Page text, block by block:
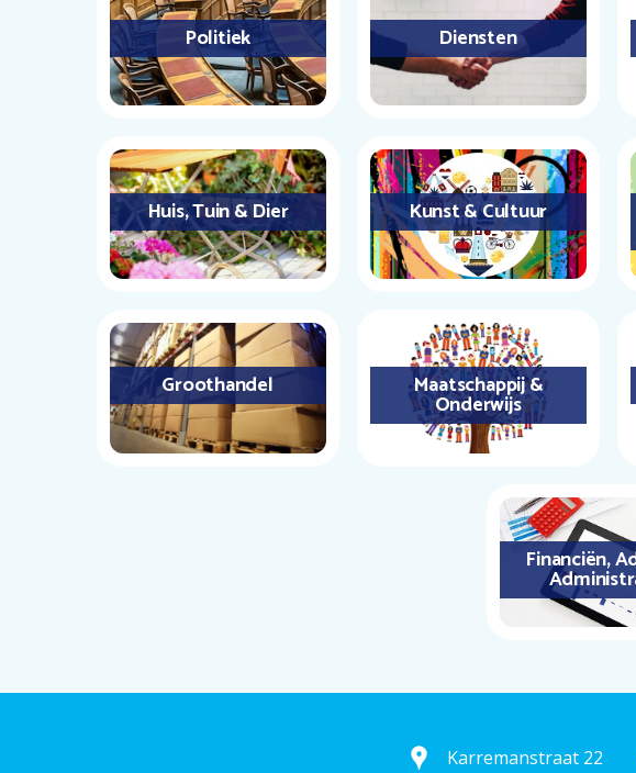
Politiek Diensten
Huis, Tuin & Dier Kunst & Cultuur
Groothandel Maatschappij &
Onderwijs
Financiën,
Karremanstraat 22